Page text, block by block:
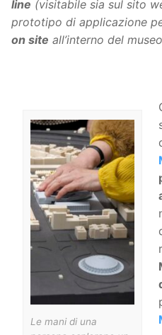
line (visitabile sia sul sito
prototipo di applicazione
on site all’interno del
Le mani di una